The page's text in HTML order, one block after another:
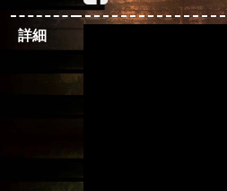
詳細
画
プ
レ
ー